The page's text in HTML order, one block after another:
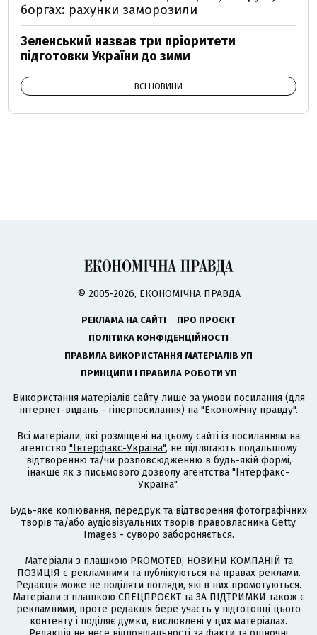
боргах: рахунки заморозили
Зеленський назвав три пріоритети
підготовки України до зими
ВСІ НОВИНИ
© 2005-2026, ЕКОНОМІЧНА ПРАВДА
РЕКЛАМА НА САЙТІ
ПРО ПРОЄКТ
ПОЛІТИКА КОНФІДЕНЦІЙНОСТІ
ПРАВИЛА ВИКОРИСТАННЯ МАТЕРІАЛІВ УП
ПРИНЦИПИ І ПРАВИЛА РОБОТИ УП
Використання матеріалів сайту лише за умови посилання (для
інтернет-видань - гіперпосилання) на "Економічну правду".
Всі матеріали, які розміщені на цьому сайті із посиланням на
агентство "Інтерфакс-Україна", не підлягають подальшому
відтворенню та/чи розповсюдженню в будь-якій формі,
інакше як з письмового дозволу агентства "Інтерфакс-
Україна".
Будь-яке копіювання, передрук та відтворення фотографічних
творів та/або аудіовізуальних творів правовласника Getty
Images - суворо забороняється.
Матеріали з плашкою PROMOTED, НОВИНИ КОМПАНІЙ та
ПОЗИЦІЯ є рекламними та публікуються на правах реклами.
Редакція може не поділяти погляди, які в них промотуються.
Матеріали з плашкою СПЕЦПРОЄКТ та ЗА ПІДТРИМКИ також є
рекламними, проте редакція бере участь у підготовці цього
контенту і поділяє думки, висловлені у цих матеріалах.